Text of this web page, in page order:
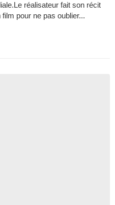
réalisateur fait son récit
pour ne pas oublier...